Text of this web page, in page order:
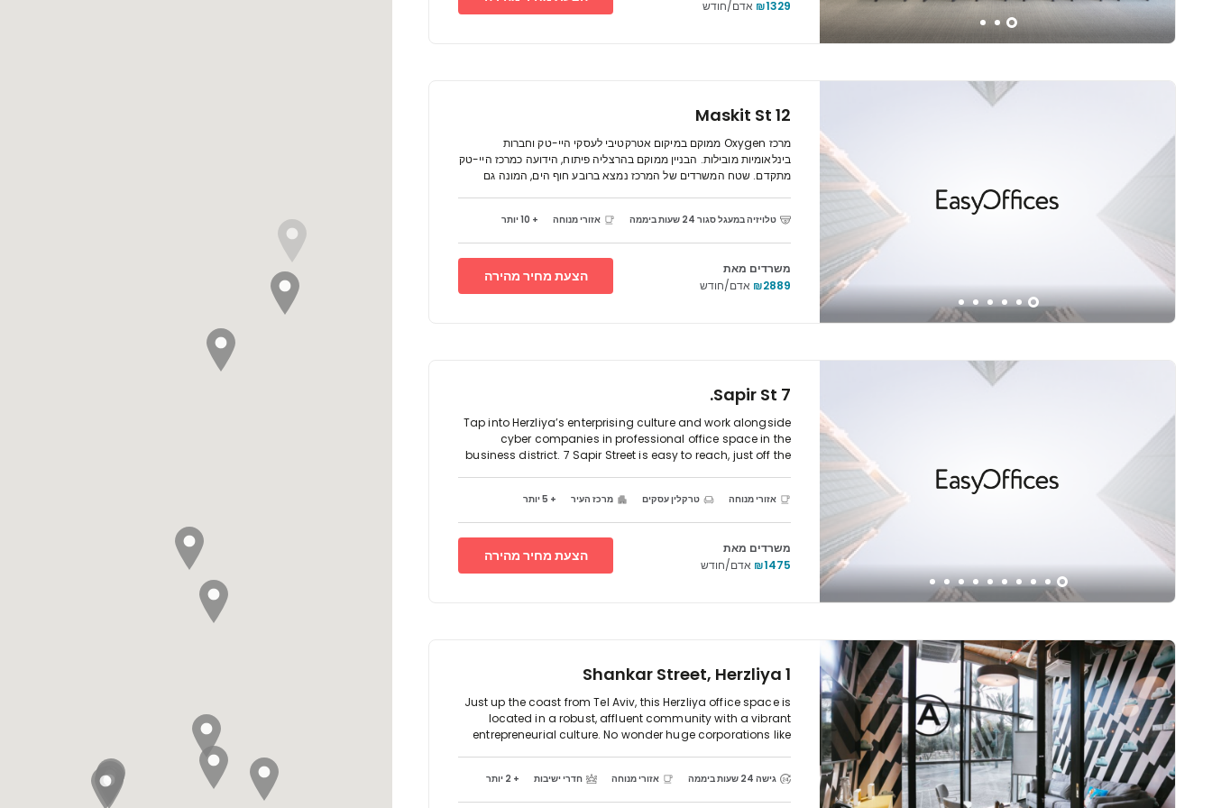
state-of-the-art meeting rooms. Stay connected with
₪1329 אדם/חודש
Maskit St 12
מרכז Oxygen ממוקם במיקום אטרקטיבי לעסקי היי-טק וחברות
בינלאומיות מובילות. הבניין ממוקם בהרצליה פיתוח, הידועה כמרכז היי-טק
מתקדם. שטח המשרדים של המרכז נמצא ברובע חוף הים, המונה גם
טלויזיה במעגל סגור 24 שעות ביממה אזורי מנוחה + 10 יותר
משרדים מאת
₪2889 אדם/חודש
הצעת מחיר מהירה
7 Sapir St.
Tap into Herzliya’s enterprising culture and work alongside
cyber companies in professional office space in the
business district. 7 Sapir Street is easy to reach, just off the
and second floors. Catch up with colleagues and clients
outside on the landscaped, seated terrace, then when work
is done for the day, relax in nearby restaurants and beach
bars.
אזורי מנוחה טרקלין עסקים מרכז העיר + 5 יותר
משרדים מאת
₪1475 אדם/חודש
הצעת מחיר מהירה
1 Shankar Street, Herzliya
Just up the coast from Tel Aviv, this Herzliya office space is
located in a robust, affluent community with a vibrant
entrepreneurial culture. No wonder huge corporations like
as is one of the country’s largest marinas. The area draws
a young crowd, so there are plenty of bars and restaurants.
גישה 24 שעות ביממה אזורי מנוחה חדרי ישיבות + 2 יותר